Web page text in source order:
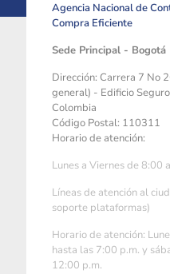
Agencia Nacional de
Compra Eficiente
Sede Principal - Bogotá
Dirección: Carrera 7 No
general) - Edificio
Colombia
Código Postal: 110311
Horario de atención:
Lunes a Viernes de 8:00
Líneas de atención al
soporte plataformas)
Horario de atención:
hasta las 7:00 p.m. y
12:00 p.m.